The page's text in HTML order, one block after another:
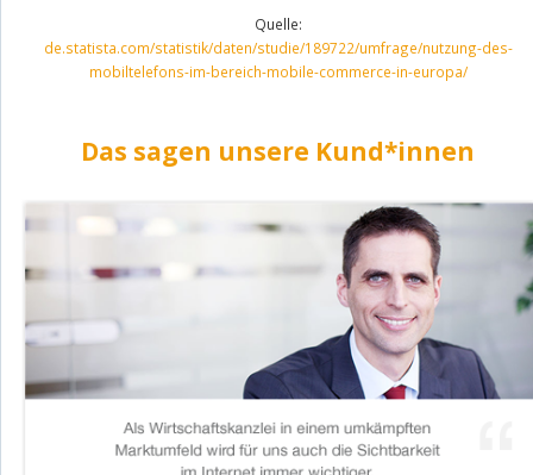
Quelle:
de.statista.com/statistik/daten/studie/189722/umfrage/nutzung-des-
mobiltelefons-im-bereich-mobile-commerce-in-europa/
Das sagen unsere Kund*innen